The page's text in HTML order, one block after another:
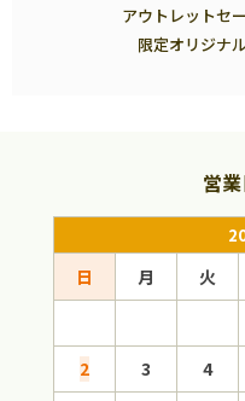
アウトレットセ
限定オリジナ
営
日 月 火
2
3 4